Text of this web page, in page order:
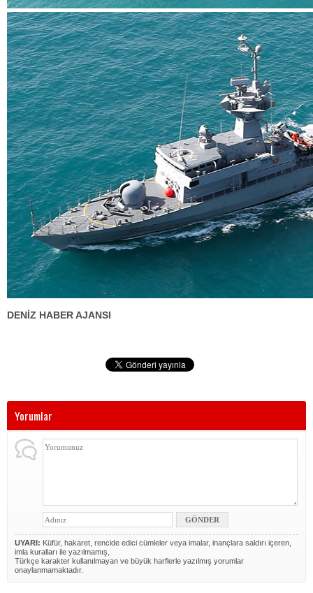
DENİZ HABER AJANSI
Yorumlar
UYARI: Küfür, hakaret, rencide edici cümleler veya imalar, inançlara saldırı içeren,
imla kuralları ile yazılmamış,
Türkçe karakter kullanılmayan ve büyük harflerle yazılmış yorumlar
onaylanmamaktadır.